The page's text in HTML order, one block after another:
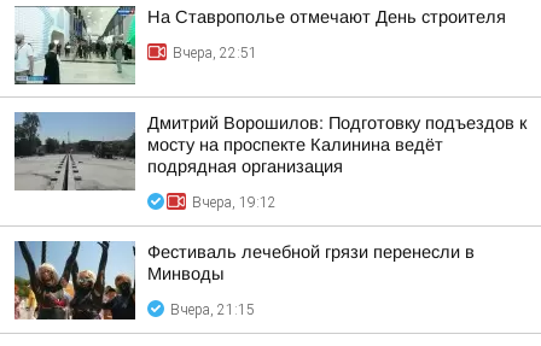
На Ставрополье отмечают День строителя
Вчера, 22:51
Дмитрий Ворошилов: Подготовку подъездов к
мосту на проспекте Калинина ведёт
подрядная организация
Вчера, 19:12
Фестиваль лечебной грязи перенесли в
Минводы
Вчера, 21:15